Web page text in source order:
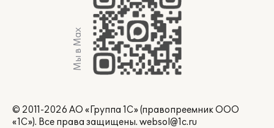
Мы в Max
© 2011-2026 АО «Группа 1С» (правопреемник ООО
«1С»). Все права защищены. websol@1c.ru